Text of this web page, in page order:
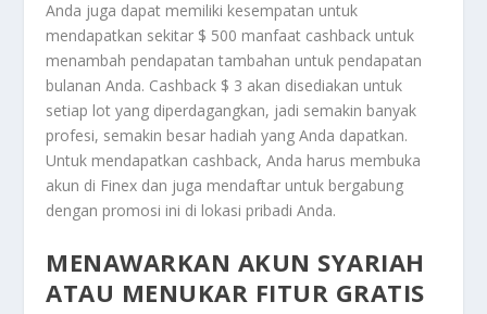
Anda juga dapat memiliki kesempatan untuk
mendapatkan sekitar $ 500 manfaat cashback untuk
menambah pendapatan tambahan untuk pendapatan
bulanan Anda. Cashback $ 3 akan disediakan untuk
setiap lot yang diperdagangkan, jadi semakin banyak
profesi, semakin besar hadiah yang Anda dapatkan.
Untuk mendapatkan cashback, Anda harus membuka
akun di Finex dan juga mendaftar untuk bergabung
dengan promosi ini di lokasi pribadi Anda.
MENAWARKAN AKUN SYARIAH
ATAU MENUKAR FITUR GRATIS